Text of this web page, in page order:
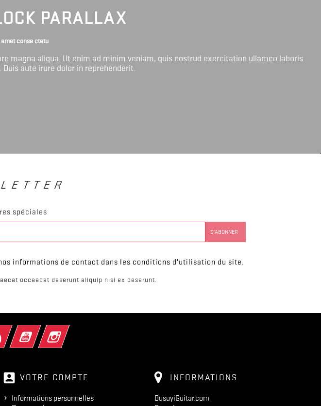
PARALLAX
conse ctetu
magna aliqua. Ut enim ad minim veniam, quis nostrud exercitation ullamco laboris
aute irure dolor in reprehenderit.
spéciales
informations de contact dans les conditions d'utilisation du site.
occaecat deserunt aliquip nisi ex deserunt.
Rss YouTube Instagram
account_box VOTRE COMPTE
Informations personnelles
INFORMATIONS
BusuyiGuitar.com